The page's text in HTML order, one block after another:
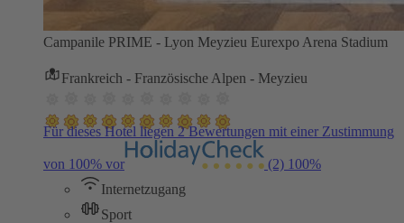
Campanile PRIME - Lyon Meyzieu Eurexpo Arena Stadium
Frankreich - Französische Alpen - Meyzieu
Für dieses Hotel liegen 2 Bewertungen mit einer Zustimmung
von 100% vor (2) 100%
Internetzugang
Sport